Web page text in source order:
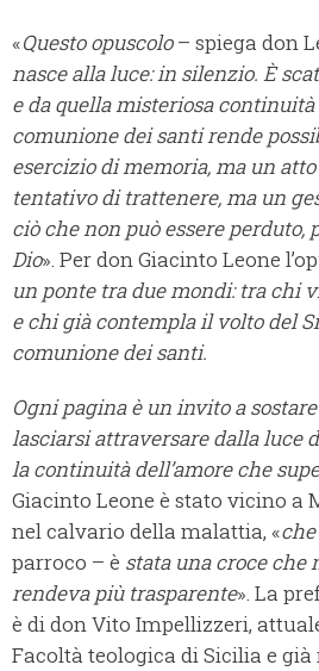
«Questo opuscolo– spiega don
nasce alla luce: in silenzio. È
e da quella misteriosa continuità
comunione dei santi rende
esercizio di memoria, ma un
tentativo di trattenere, ma un
ciò che non può essere perduto,
Dio». Per don Giacinto Leone
un ponte tra due mondi: tra chi
e chi già contempla il volto del
comunione dei santi.
Ogni pagina è un invito a
lasciarsi attraversare dalla luce
la continuità dell’amore che
Giacinto Leone è stato vicino a
nel calvario della malattia, «
parroco – è stata una croce che
rendeva più trasparente». La
è di don Vito Impellizzeri,
Facoltà teologica di Sicilia e